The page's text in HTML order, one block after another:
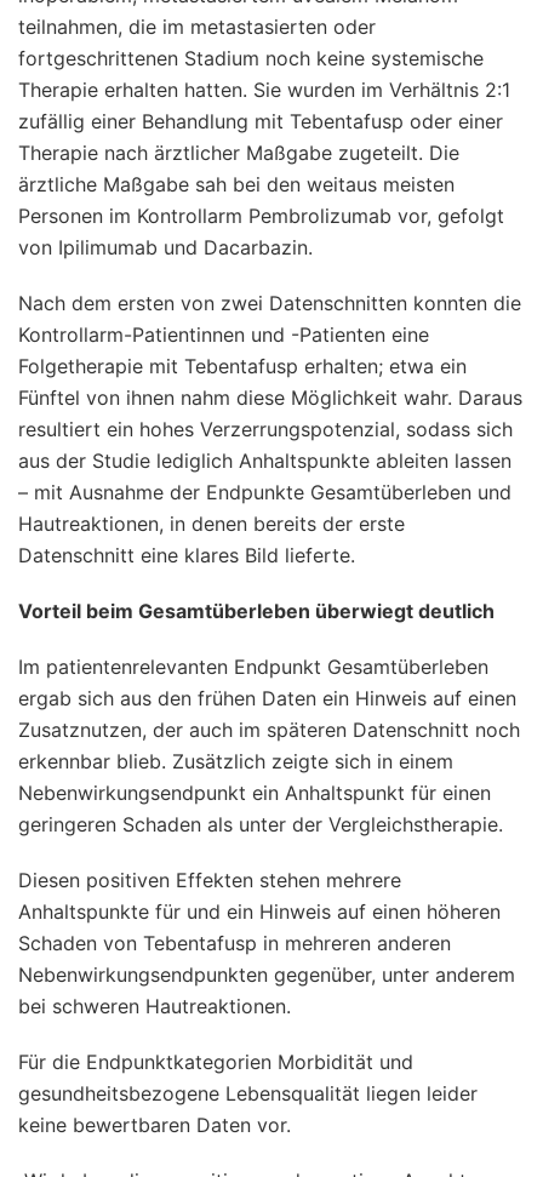
teilnahmen, die im metastasierten oder
fortgeschrittenen Stadium noch keine systemische
Therapie erhalten hatten. Sie wurden im Verhältnis 2:1
zufällig einer Behandlung mit Tebentafusp oder einer
Therapie nach ärztlicher Maßgabe zugeteilt. Die
ärztliche Maßgabe sah bei den weitaus meisten
Personen im Kontrollarm Pembrolizumab vor, gefolgt
von Ipilimumab und Dacarbazin.
Nach dem ersten von zwei Datenschnitten konnten die
Kontrollarm-Patientinnen und -Patienten eine
Folgetherapie mit Tebentafusp erhalten; etwa ein
Fünftel von ihnen nahm diese Möglichkeit wahr. Daraus
resultiert ein hohes Verzerrungspotenzial, sodass sich
aus der Studie lediglich Anhaltspunkte ableiten lassen
– mit Ausnahme der Endpunkte Gesamtüberleben und
Hautreaktionen, in denen bereits der erste
Datenschnitt eine klares Bild lieferte.
Vorteil beim Gesamtüberleben überwiegt deutlich
Im patientenrelevanten Endpunkt Gesamtüberleben
ergab sich aus den frühen Daten ein Hinweis auf einen
Zusatznutzen, der auch im späteren Datenschnitt noch
erkennbar blieb. Zusätzlich zeigte sich in einem
Nebenwirkungsendpunkt ein Anhaltspunkt für einen
geringeren Schaden als unter der Vergleichstherapie.
Diesen positiven Effekten stehen mehrere
Anhaltspunkte für und ein Hinweis auf einen höheren
Schaden von Tebentafusp in mehreren anderen
Nebenwirkungsendpunkten gegenüber, unter anderem
bei schweren Hautreaktionen.
Für die Endpunktkategorien Morbidität und
gesundheitsbezogene Lebensqualität liegen leider
keine bewertbaren Daten vor.